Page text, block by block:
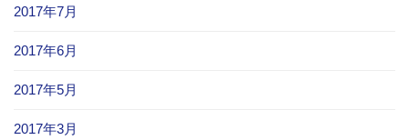
2017年7月
2017年6月
2017年5月
2017年3月